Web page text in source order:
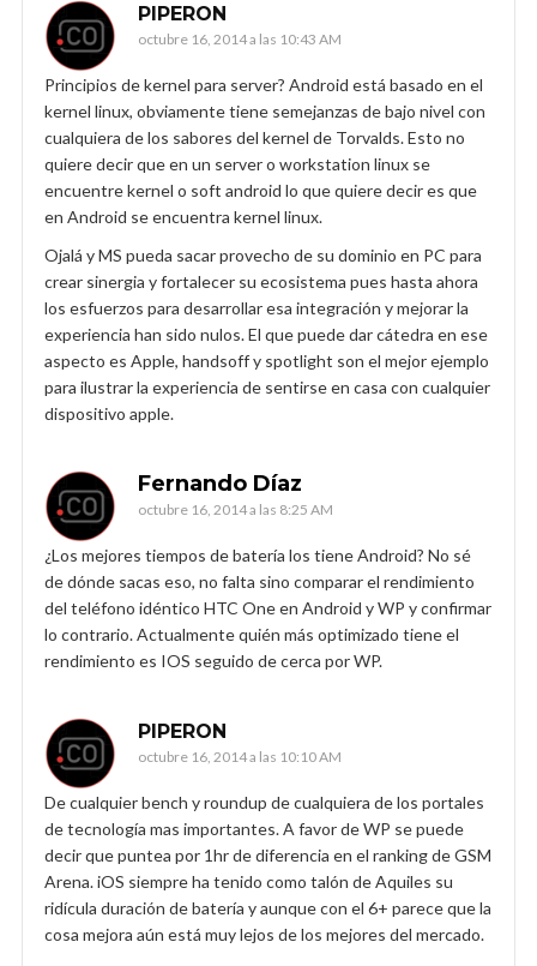
PIPERON
octubre 16, 2014 a las 10:43 AM
Principios de kernel para server? Android está basado en el
kernel linux, obviamente tiene semejanzas de bajo nivel con
cualquiera de los sabores del kernel de Torvalds. Esto no
quiere decir que en un server o workstation linux se
encuentre kernel o soft android lo que quiere decir es que
en Android se encuentra kernel linux.
Ojalá y MS pueda sacar provecho de su dominio en PC para
crear sinergia y fortalecer su ecosistema pues hasta ahora
los esfuerzos para desarrollar esa integración y mejorar la
experiencia han sido nulos. El que puede dar cátedra en ese
aspecto es Apple, handsoff y spotlight son el mejor ejemplo
para ilustrar la experiencia de sentirse en casa con cualquier
dispositivo apple.
Fernando Díaz
octubre 16, 2014 a las 8:25 AM
¿Los mejores tiempos de batería los tiene Android? No sé
de dónde sacas eso, no falta sino comparar el rendimiento
del teléfono idéntico HTC One en Android y WP y confirmar
lo contrario. Actualmente quién más optimizado tiene el
rendimiento es IOS seguido de cerca por WP.
PIPERON
octubre 16, 2014 a las 10:10 AM
De cualquier bench y roundup de cualquiera de los portales
de tecnología mas importantes. A favor de WP se puede
decir que puntea por 1hr de diferencia en el ranking de GSM
Arena. iOS siempre ha tenido como talón de Aquiles su
ridícula duración de batería y aunque con el 6+ parece que la
cosa mejora aún está muy lejos de los mejores del mercado.